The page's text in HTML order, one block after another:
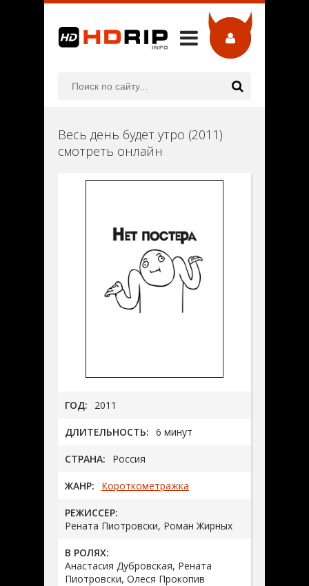
Весь день будет утро (2011)
смотреть онлайн
ГОД: 2011
ДЛИТЕЛЬНОСТЬ: 6 минут
СТРАНА: Россия
ЖАНР: Короткометражка
РЕЖИССЕР:
Рената Пиотровски, Роман Жирных
В РОЛЯХ:
Анастасия Дубровская, Рената
Пиотровски, Олеся Прокопив